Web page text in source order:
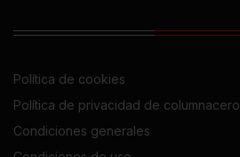
Política de cookies
Política de privacidad de columnacero
Condiciones generales